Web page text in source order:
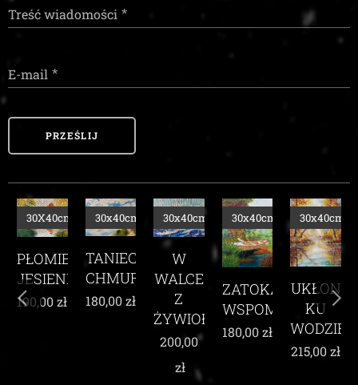
Treść wiadomości
E-mail
PRZEŚLIJ
PŁOMIEŃ
JESIENI
30X40cm
190,00zł
TANIEC
CHMUR
30x40cm
180,00zł
W
WALCE
Z
ŻYWIOŁEM
30x40cm
200,00
zł
ZATOKA
WSPOMNIEŃ
30x40cm
180,00zł
UKŁON
KU
WODZIE
30x40cm
215,00zł